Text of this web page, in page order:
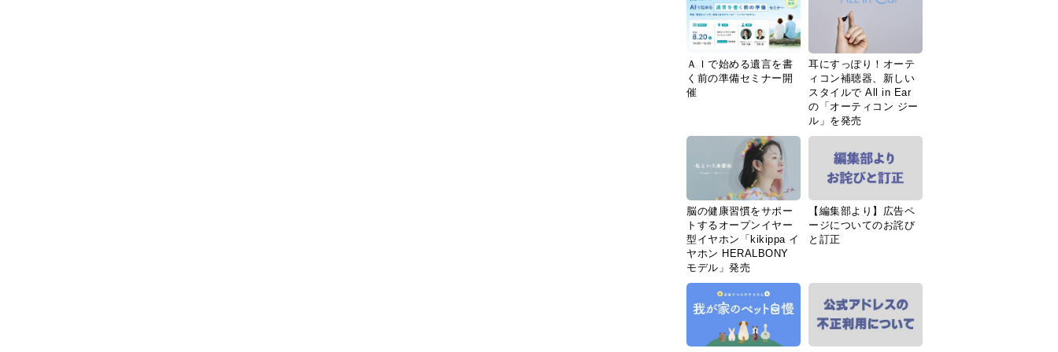
ＡＩで始める遺言を書
く前の準備セミナー開
催
耳にすっぽり！オーテ
ィコン補聴器、新しい
スタイルで All in Ear
の「オーティコン ジー
ル」を発売
脳の健康習慣をサポー
トするオープンイヤー
型イヤホン「kikippa イ
ヤホン HERALBONY
モデル」発売
【編集部より】広告ペ
ージについてのお詫び
と訂正